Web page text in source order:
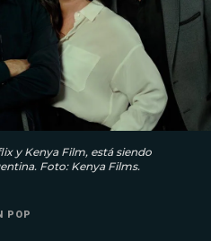
y Kenya Film, está siendo
Foto: Kenya Films.
POP